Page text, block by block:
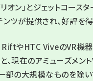
オン」とジェットコース
ツが提供され、好評を得
RiftやHTC ViveのVR機
、現在のアミューズメン
部の大規模なものを除